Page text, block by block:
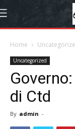
Home
Uncategorized
di Ctd
By admin -